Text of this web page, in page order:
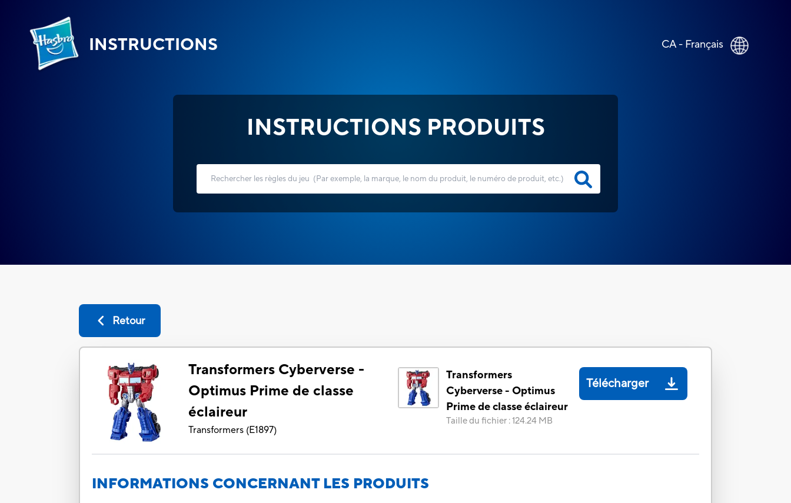
INSTRUCTIONS CA - Français
INSTRUCTIONS PRODUITS
Retour
Transformers Cyberverse -
Optimus Prime de classe
éclaireur
Transformers (E1897)
Transformers
Cyberverse - Optimus
Prime de classe éclaireur
Taille du fichier :124.24 MB
Télécharger
INFORMATIONS CONCERNANT LES PRODUITS